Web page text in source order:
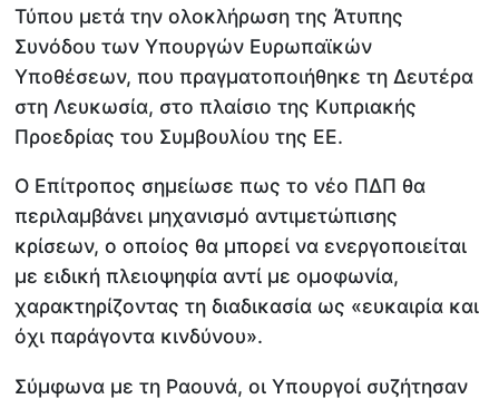
Τύπου μετά την ολοκλήρωση της Άτυπης
Συνόδου των Υπουργών Ευρωπαϊκών
Υποθέσεων, που πραγματοποιήθηκε τη Δευτέρα
στη Λευκωσία, στο πλαίσιο της Κυπριακής
Προεδρίας του Συμβουλίου της ΕΕ.
Ο Επίτροπος σημείωσε πως το νέο ΠΔΠ θα
περιλαμβάνει μηχανισμό αντιμετώπισης
κρίσεων, ο οποίος θα μπορεί να ενεργοποιείται
με ειδική πλειοψηφία αντί με ομοφωνία,
χαρακτηρίζοντας τη διαδικασία ως «ευκαιρία και
όχι παράγοντα κινδύνου».
Σύμφωνα με τη Ραουνά, οι Υπουργοί συζήτησαν